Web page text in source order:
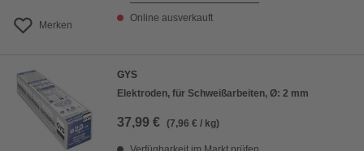
Merken
Online ausverkauft
GYS
Elektroden, für Schweißarbeiten, Ø: 2 mm
37,99 € (7,96 € / kg)